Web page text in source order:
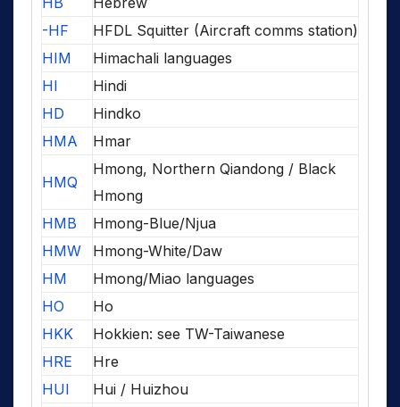
-HF
HFDL Squitter (Aircraft comms station)
HIM
Himachali languages
HI
Hindi
HD
Hindko
HMA
Hmar
HMQ
Hmong, Northern Qiandong / Black
Hmong
HMB
Hmong-Blue/Njua
HMW
Hmong-White/Daw
HM
Hmong/Miao languages
HO
Ho
HKK
Hokkien: see TW-Taiwanese
HRE
Hre
HUI
Hui / Huizhou